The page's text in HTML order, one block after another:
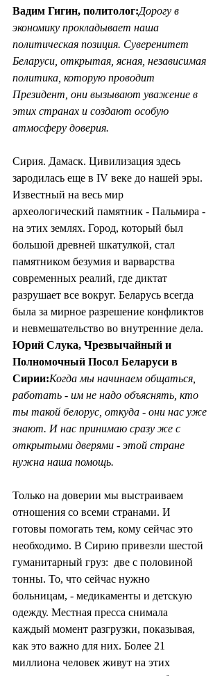
Вадим Гигин, политолог:Дорогу в
экономику прокладывает наша
политическая позиция. Суверенитет
Беларуси, открытая, ясная, независимая
политика, которую проводит
Президент, они вызывают уважение в
этих странах и создают особую
атмосферу доверия.
Сирия. Дамаск. Цивилизация здесь
зародилась еще в IV веке до нашей эры.
Известный на весь мир
археологический памятник - Пальмира -
на этих землях. Город, который был
большой древней шкатулкой, стал
памятником безумия и варварства
современных реалий, где диктат
разрушает все вокруг. Беларусь всегда
была за мирное разрешение конфликтов
и невмешательство во внутренние дела.
Юрий Слука, Чрезвычайный и
Полномочный Посол Беларуси в
Сирии:Когда мы начинаем общаться,
работать - им не надо объяснять, кто
ты такой белорус, откуда - они нас уже
знают. И нас принимаю сразу же с
открытыми дверями - этой стране
нужна наша помощь.
Только на доверии мы выстраиваем
отношения со всеми странами. И
готовы помогать тем, кому сейчас это
необходимо. В Сирию привезли шестой
гуманитарный груз:  две с половиной
тонны. То, что сейчас нужно
больницам, - медикаменты и детскую
одежду. Местная пресса снимала
каждый момент разгрузки, показывая,
как это важно для них. Более 21
миллиона человек живут на этих